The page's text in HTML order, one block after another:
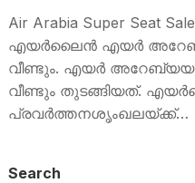
Air Arabia Super Seat
എയര്‍ലൈന്‍ എയര്‍
വീണ്ടും. എയര്‍
വീണ്ടും തുടങ്ങിയത്.
പ്രവര്‍ത്തനശൃംഖലയ്ക്ക്…
Search